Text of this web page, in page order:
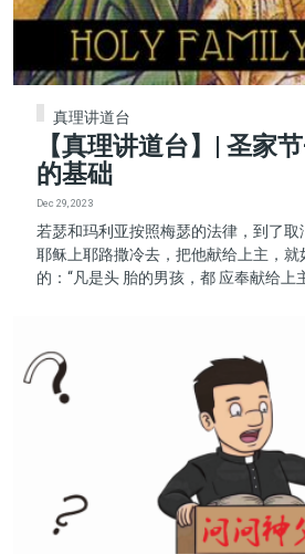
真理讲道台
【真理讲道台】| 圣家
的基础
Dec 29, 2023
若瑟和玛利亚按照梅瑟的法律，到了
耶稣上耶路撒冷去，把他献给上主，就
的：“凡是头 胎的男孩，都 应奉献给上